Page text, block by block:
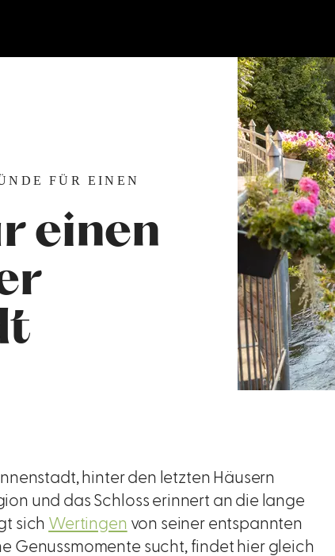
FÜR EINEN
einen
hinter den letzten Häusern
und das Schloss erinnert an die lange
sich Wertingen von seiner entspannten
Genussmomente sucht, findet hier gleich